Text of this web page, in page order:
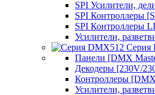
SPI Усилители,
SPI Контроллеры
SPI Контроллеры
Усилители,
Серия
Панели [DMX
Декодеры [230V/
Контроллеры
Усилители,